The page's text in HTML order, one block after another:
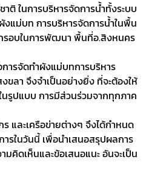
ติ ในการบริหารจัดการน้ำทั้งระบบ
งแม่บท การบริหารจัดการน้ำในพื้น
รอบในการพัฒนา พื้นที่อ.สิงหนคร
ารจัดทำผังแม่บทการบริหาร
ลา จึงจำเป็นอย่างยิ่ง ที่จะต้องให้
รูปแบบ การมีส่วนร่วมจากทุกภาค
และเครือข่ายต่างๆ จึงได้กำหนด
รในวันนี้ เพื่อนำเสนอสรุปผลการ
คิดเห็นและข้อเสนอแนะ อันจะเป็น